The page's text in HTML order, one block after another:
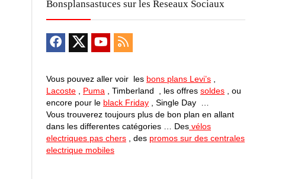
Bonsplansastuces sur les Reseaux Sociaux
Vous pouvez aller voir les bons plans Levi’s
Lacoste
Puma , Timberland , les offres soldes , ou
encore pour le black Friday , Single Day …
Vous trouverez toujours plus de bon plan en allant
dans les differentes catégories … Des vélos
electriques pas chers , des promos sur des centrales
electrique mobiles